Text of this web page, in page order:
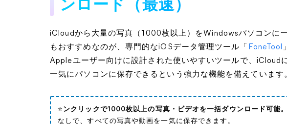
ンロード（最速）
iCloudから大量の写真（1000枚以上）をWindowsパソコンに
もおすすめなのが、専門的なiOSデータ管理ツール「
FoneTool
Appleユーザー向けに設計された使いやすいツールで、iCloud
一気にパソコンに保存できるという強力な機能を備えています
⭐ ンクリックで1000枚以上の写真・ビデオを一括ダウンロード可能
なしで、すべての写真や動画を一気に保存できます。